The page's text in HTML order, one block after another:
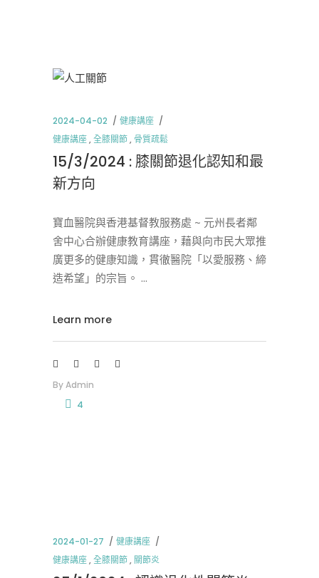
2024-04-02
健康講座
健康講座,全膝關節, 骨質疏鬆
15/3/2024 : 膝關節退化認知和最
新方向
寶血醫院與香港基督教服務處 ~ 元州長者鄰
舍中心合辦健康教育講座，藉與向市民大眾推
廣更多的健康知識，貫徹醫院「以愛服務、締
造希望」的宗旨。
Learn more
ByAdmin
4
2024-01-27
健康講座
健康講座,全膝關節, 關節炎